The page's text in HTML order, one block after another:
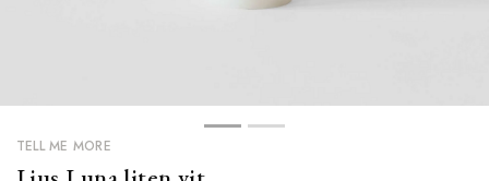
TELL ME MORE